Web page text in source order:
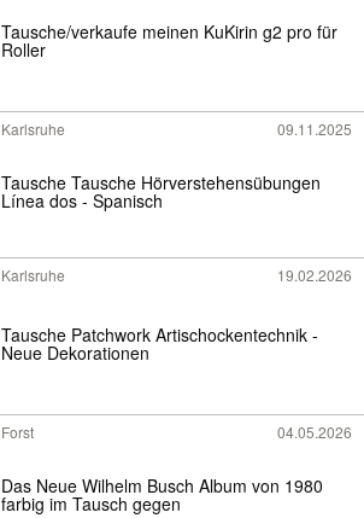
Tausche/verkaufe meinen KuKirin g2 pro für
Roller
Karlsruhe 09.11.2025
Tausche Tausche Hörverstehensübungen
Línea dos - Spanisch
Karlsruhe 19.02.2026
Tausche Patchwork Artischockentechnik -
Neue Dekorationen
Forst 04.05.2026
Das Neue Wilhelm Busch Album von 1980
farbig im Tausch gegen